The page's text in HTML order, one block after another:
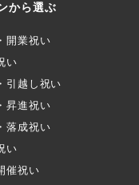
から選ぶ
開業祝い
い
引越し祝い
昇進祝い
落成祝い
い
催祝い